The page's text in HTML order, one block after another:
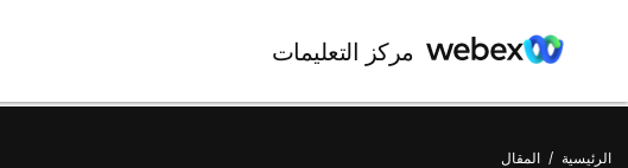
مركز التعليمات
الرئيسية / المقال